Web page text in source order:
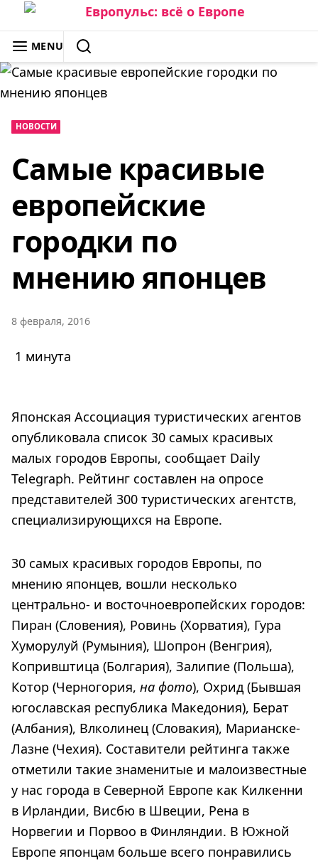
Skip
to
content
ЕВРОПУЛЬС: ВСЁ О ЕВРОПЕ
MENU
SEARCH
НОВОСТИ
Самые красивые
европейские
городки по
мнению японцев
8 февраля, 2016
1 минута
Японская Ассоциация туристических агентов
опубликовала список 30 самых красивых
малых городов Европы, сообщает Daily
Telegraph. Рейтинг составлен на опросе
представителей 300 туристических агентств,
специализирующихся на Европе.
30 самых красивых городов Европы, по
мнению японцев, вошли несколько
центрально- и восточноевропейских городов:
Пиран (Словения), Ровинь (Хорватия), Гура
Хуморулуй (Румыния), Шопрон (Венгрия),
Копривштица (Болгария), Залипие (Польша),
Котор (Черногория, на фото), Охрид (Бывшая
югославская республика Македония), Берат
(Албания), Влколинец (Словакия), Марианске-
Лазне (Чехия). Составители рейтинга также
отметили такие знаменитые и малоизвестные
у нас города в Северной Европе как Килкенни
в Ирландии, Висбю в Швеции, Рена в
Норвегии и Порвоо в Финляндии. В Южной
Европе японцам больше всего понравились